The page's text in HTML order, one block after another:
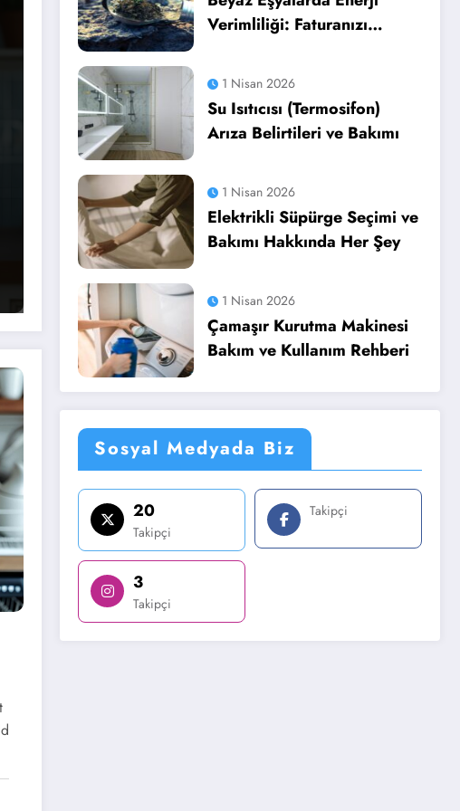
Verimliliği: Faturanızı
1 Nisan 2026
Su Isıtıcısı (Termosifon)
Arıza Belirtileri ve Bakımı
1 Nisan 2026
Elektrikli Süpürge Seçimi ve
Bakımı Hakkında Her Şey
1 Nisan 2026
Çamaşır Kurutma Makinesi
Bakım ve Kullanım Rehberi
Sosyal Medyada Biz
20
Takipçi
Takipçi
3
Takipçi